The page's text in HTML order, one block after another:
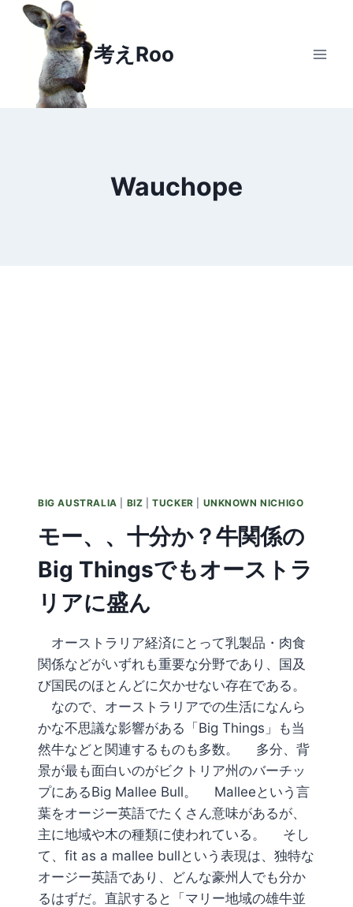
Skip
content
考えRoo
Wauchope
BIG AUSTRALIA BIZ |TUCKER UNKNOWN NICHIGO
モー、、十分か？牛関係の
Big Thingsでもオーストラ
リアに盛ん
オーストラリア経済にとって乳製品・肉食
関係などがいずれも重要な分野であり、国及
び国民のほとんどに欠かせない存在である。
なので、オーストラリアでの生活になんら
かな不思議な影響がある「Big Things」も当
然牛などと関連するものも多数。 多分、背
景が最も面白いのがビクトリア州のバーチッ
プにあるBig Mallee Bull。 Malleeという言
葉をオージー英語でたくさん意味があるが、
主に地域や木の種類に使われている。 そし
て、fit as a mallee bullという表現は、独特な
オージー英語であり、どんな豪州人でも分か
るはずだ。直訳すると「マリー地域の雄牛並